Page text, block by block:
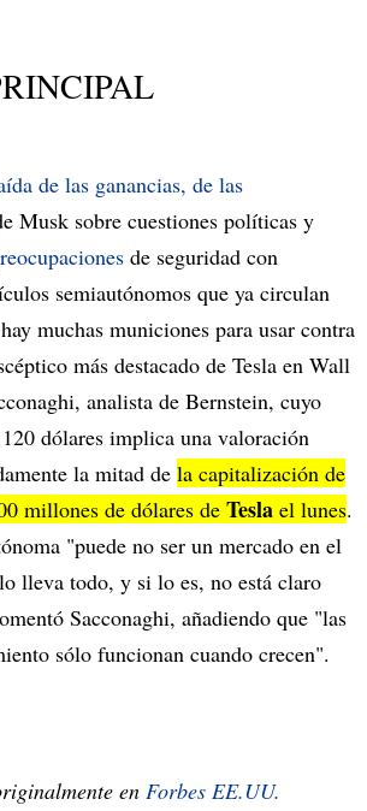
de las ganancias, de las
Musk sobre cuestiones políticas y
de seguridad con
semiautónomos que ya circulan
muchas municiones para usar contra
más destacado de Tesla en Wall
analista de Bernstein, cuyo
dólares implica una valoración
la mitad de la capitalización de
millones de dólares de Tesla el lunes.
"puede no ser un mercado en el
lleva todo, y si lo es, no está claro
Sacconaghi, añadiendo que "las
sólo funcionan cuando crecen".
en Forbes EE.UU.